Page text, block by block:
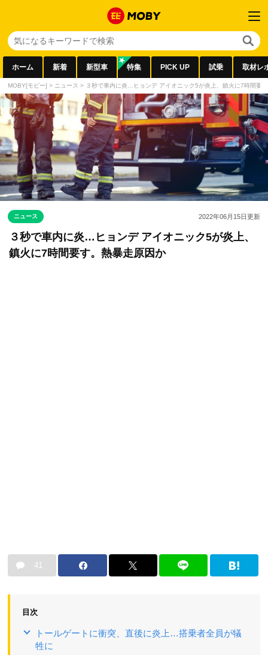
ホーム 新着 新型車 特集 PICK UP 試乗 取材レ
MOBY[モビー] > ニュース > ３秒で車内に炎…ヒョンデ アイオニック5が炎上、鎮火に7時間要
ニュース 2022年06月15日更新
３秒で車内に炎…ヒョンデ アイオニック5が炎上、
鎮火に7時間要す。熱暴走原因か
41
目次
トールゲートに衝突、直後に炎上…搭乗者全員が犠
牲に